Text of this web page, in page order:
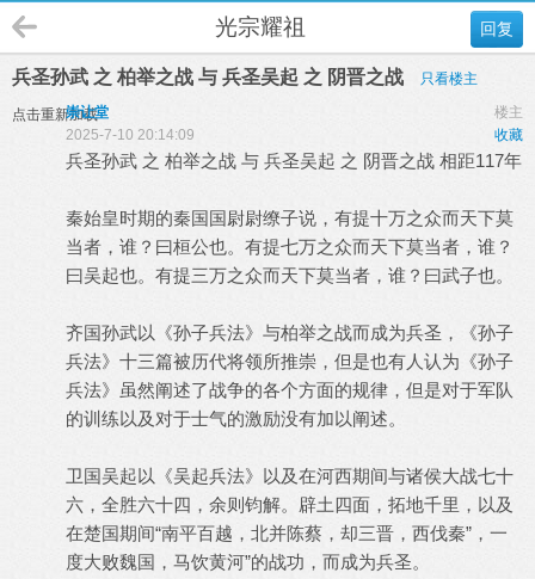
回复
光宗耀祖
兵圣孙武 之 柏举之战 与 兵圣吴起 之 阴晋之战 只看楼主
点击重新加载 楼主
崇让堂
收藏
2025-7-10 20:14:09
兵圣孙武 之 柏举之战 与 兵圣吴起 之 阴晋之战 相距117年
秦始皇时期的秦国国尉尉缭子说，有提十万之众而天下莫
当者，谁？曰桓公也。有提七万之众而天下莫当者，谁？
曰吴起也。有提三万之众而天下莫当者，谁？曰武子也。
齐国孙武以《孙子兵法》与柏举之战而成为兵圣，《孙子
兵法》十三篇被历代将领所推崇，但是也有人认为《孙子
兵法》虽然阐述了战争的各个方面的规律，但是对于军队
的训练以及对于士气的激励没有加以阐述。
卫国吴起以《吴起兵法》以及在河西期间与诸侯大战七十
六，全胜六十四，余则钧解。辟土四面，拓地千里，以及
在楚国期间“南平百越，北并陈蔡，却三晋，西伐秦”，一
度大败魏国，马饮黄河”的战功，而成为兵圣。